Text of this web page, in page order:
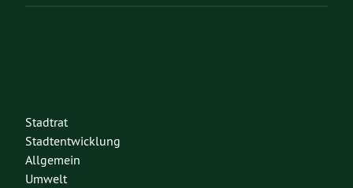
Stadtrat
Stadtentwicklung
Allgemein
Umwelt